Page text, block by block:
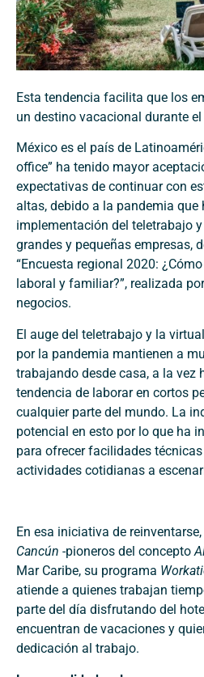
Esta tendencia facilita que los
un destino vacacional durante
México es el país de
office” ha tenido mayor
expectativas de continuar con
altas, debido a la pandemia que
implementación del teletrabajo
grandes y pequeñas empresas,
“Encuesta regional 2020:
laboral y familiar?”, realizada
negocios.
El auge del teletrabajo y la
por la pandemia mantienen a
trabajando desde casa, a la vez
tendencia de laborar en cortos
cualquier parte del mundo. La
potencial en esto por lo que ha
para ofrecer facilidades
actividades cotidianas a
En esa iniciativa de
Cancún -pioneros del concepto
Mar Caribe, su programa
atiende a quienes trabajan
parte del día disfrutando del
encuentran de vacaciones y
dedicación al trabajo.